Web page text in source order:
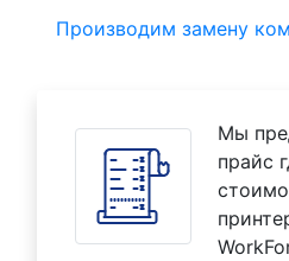
Производим замену
Мы
прайс